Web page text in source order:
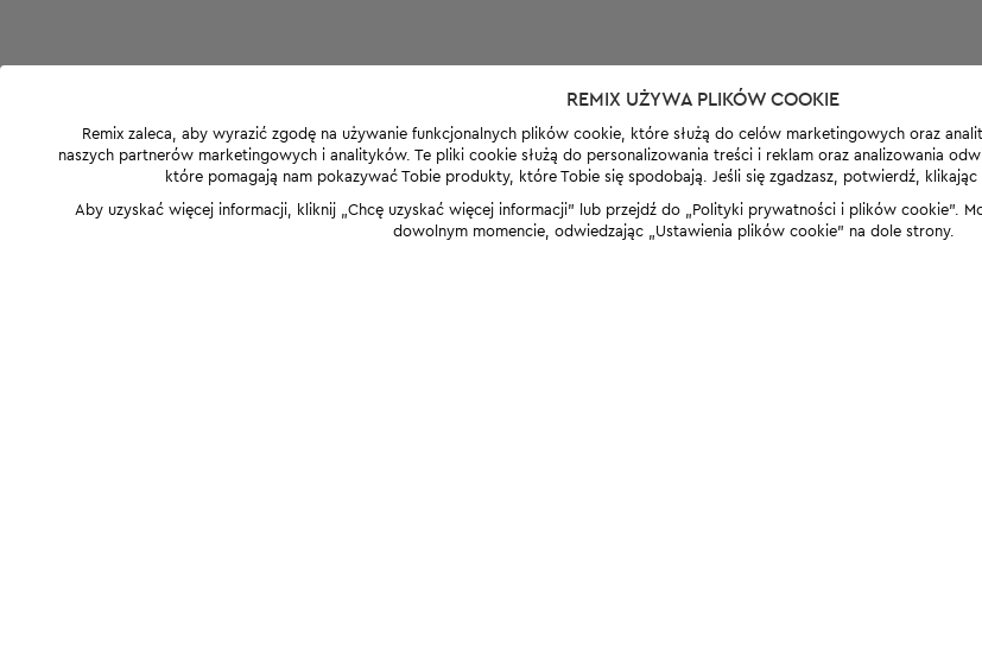
REMIX UŻYWA PLIKÓW COOKIE
Remix zaleca, aby wyrazić zgodę na używanie funkcjonalnych plików cookie, które służą do celów marketingowych oraz
naszych partnerów marketingowych i analityków. Te pliki cookie służą do personalizowania treści i reklam oraz analizowania
które pomagają nam pokazywać Tobie produkty, które Tobie się spodobają. Jeśli się zgadzasz, potwierdź, klikając
Aby uzyskać więcej informacji, kliknij „Chcę uzyskać więcej informacji” lub przejdź do „Polityki prywatności i plików cookie”.
dowolnym momencie, odwiedzając „Ustawienia plików cookie” na dole strony.